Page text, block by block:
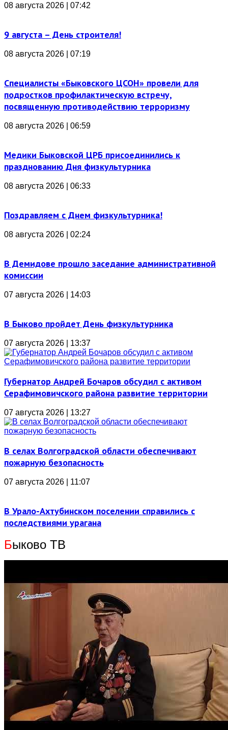
08 августа 2026 | 07:42
9 августа – День строителя!
08 августа 2026 | 07:19
Специалисты «Быковского ЦСОН» провели для
подростков профилактическую встречу,
посвященную противодействию терроризму
08 августа 2026 | 06:59
Медики Быковской ЦРБ присоединились к
празднованию Дня физкультурника
08 августа 2026 | 06:33
Поздравляем с Днем физкультурника!
08 августа 2026 | 02:24
В Демидове прошло заседание административной
комиссии
07 августа 2026 | 14:03
В Быково пройдет День физкультурника
07 августа 2026 | 13:37
Губернатор Андрей Бочаров обсудил с активом
Серафимовичского района развитие территории
07 августа 2026 | 13:27
В селах Волгоградской области обеспечивают
пожарную безопасность
07 августа 2026 | 11:07
В Урало-Ахтубинском поселении справились с
последствиями урагана
Быково ТВ